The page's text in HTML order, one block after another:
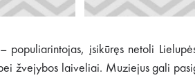
populiarintojas, įsikūręs netoli
žvejybos laiveliai. Muziejus gali